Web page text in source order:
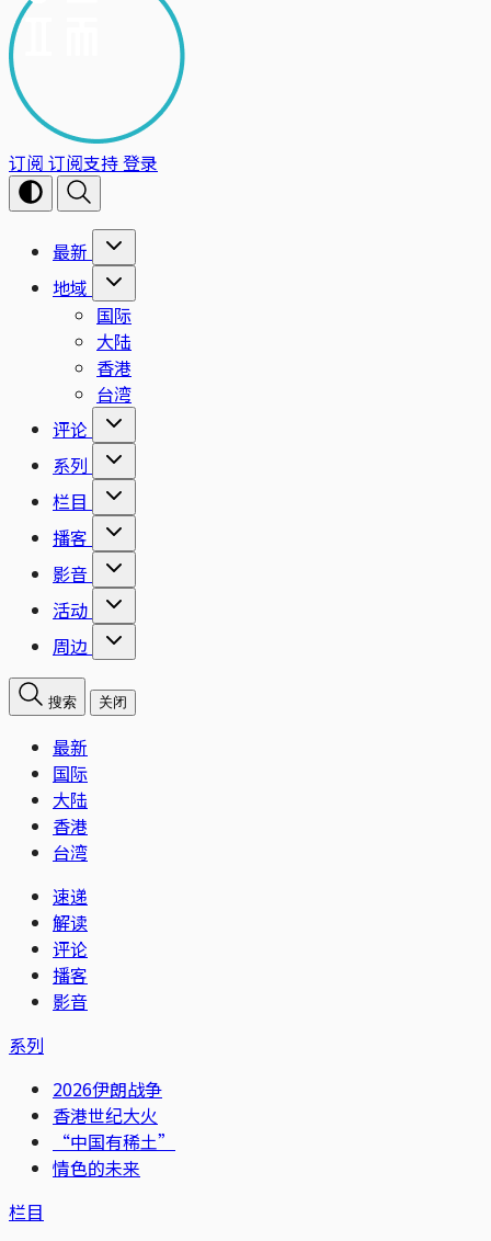
订阅 订阅支持登录
最新
地域
国际
大陆
香港
台湾
评论
系列
栏目
播客
影音
活动
周边
搜索 关闭
最新
国际
大陆
香港
台湾
速递
解读
评论
播客
影音
系列
2026伊朗战争
香港世纪大火
“中国有稀土”
情色的未来
栏目